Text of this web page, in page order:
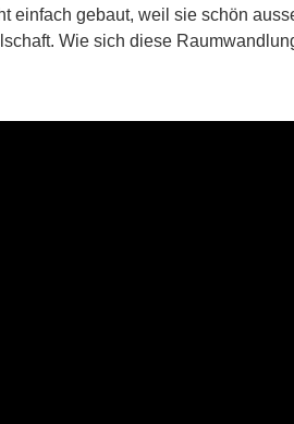
einfach gebaut, weil sie schön
Wie sich diese